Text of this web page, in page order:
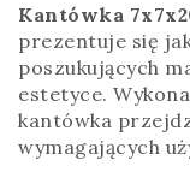
Kantówka
prezentuje się
poszukujących
estetyce.
kantówka
wymagających